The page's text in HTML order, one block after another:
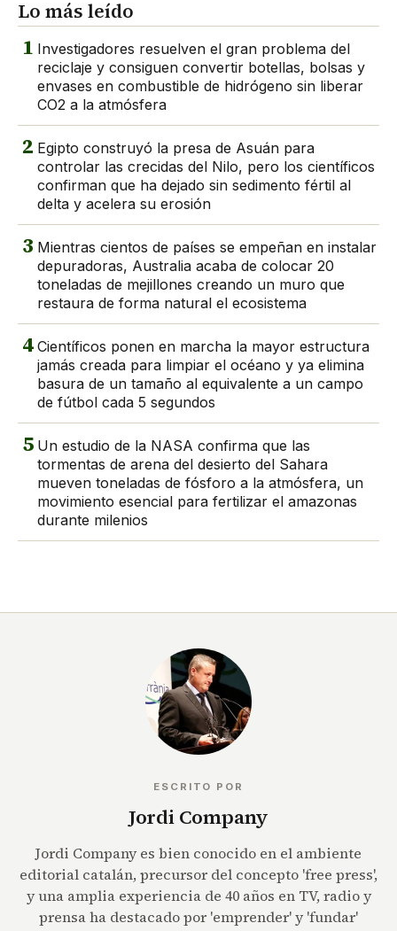
Lo más leído
1 Investigadores resuelven el gran problema del
reciclaje y consiguen convertir botellas, bolsas y
envases en combustible de hidrógeno sin liberar
CO2 a la atmósfera
2 Egipto construyó la presa de Asuán para
controlar las crecidas del Nilo, pero los científicos
confirman que ha dejado sin sedimento fértil al
delta y acelera su erosión
3 Mientras cientos de países se empeñan en instalar
depuradoras, Australia acaba de colocar 20
toneladas de mejillones creando un muro que
restaura de forma natural el ecosistema
4 Científicos ponen en marcha la mayor estructura
jamás creada para limpiar el océano y ya elimina
basura de un tamaño al equivalente a un campo
de fútbol cada 5 segundos
5 Un estudio de la NASA confirma que las
tormentas de arena del desierto del Sahara
mueven toneladas de fósforo a la atmósfera, un
movimiento esencial para fertilizar el amazonas
durante milenios
ESCRITO POR
Jordi Company
Jordi Company es bien conocido en el ambiente
editorial catalán, precursor del concepto 'free press',
y una amplia experiencia de 40 años en TV, radio y
prensa ha destacado por 'emprender' y 'fundar'